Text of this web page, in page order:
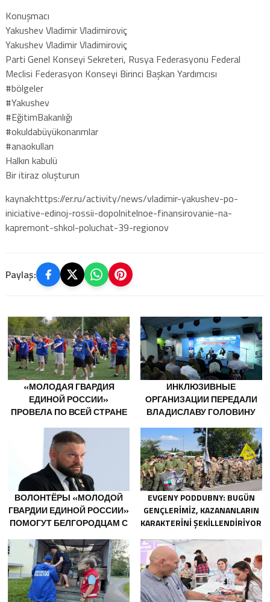
Konuşmacı
Yakushev Vladimir Vladimiroviç
Yakushev Vladimir Vladimiroviç
Parti Genel Konseyi Sekreteri, Rusya Federasyonu Federal
Meclisi Federasyon Konseyi Birinci Başkan Yardımcısı
#bölgeler
#Yakushev
#EğitimBakanlığı
#okuldabüyükonarımlar
#anaokulları
Halkın kabulü
Bir itiraz oluşturun
kaynak:https://er.ru/activity/news/vladimir-yakushev-po-
iniciative-edinoj-rossii-dopolnitelnoe-finansirovanie-na-
kapremont-shkol-poluchat-39-regionov
Paylaş:
«МОЛОДАЯ ГВАРДИЯ
ЕДИНОЙ РОССИИ»
ПРОВЕЛА ПО ВСЕЙ СТРАНЕ
ФИЗКУЛЬТУРНИКА
ИНКЛЮЗИВНЫЕ
ОРГАНИЗАЦИИ ПЕРЕДАЛИ
ВЛАДИСЛАВУ ГОЛОВИНУ
НАРОДНУЮ ПРОГРАММУ
«ЕДИНОЙ РОССИИ»
ВОЛОНТЁРЫ «МОЛОДОЙ
ГВАРДИИ ЕДИНОЙ РОССИИ»
ПОМОГУТ БЕЛГОРОДЦАМ С
ГЕНЕРАТОРАМИ
EVGENY PODDUBNY: BUGÜN
GENÇLERIMIZ, KAZANANLARIN
KARAKTERINI ŞEKILLENDIRIYOR